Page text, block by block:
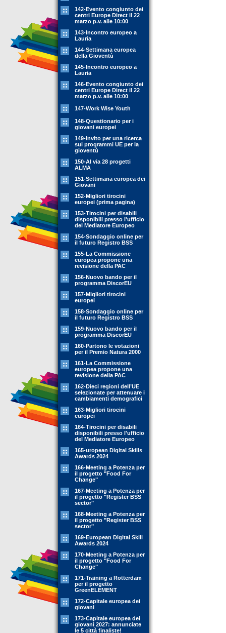
142-Evento congiunto dei
centri Europe Direct il 22
marzo p.v. alle 10:00
143-Incontro europeo a
Lauria
144-Settimana europea
della Gioventù
145-Incontro europeo a
Lauria
146-Evento congiunto dei
centri Europe Direct il 22
marzo p.v. alle 10:00
147-Work Wise Youth
148-Questionario per i
giovani europei
149-Invito per una ricerca
sui programmi UE per la
gioventù
150-Al via 28 progetti
ALMA
151-Settimana europea dei
Giovani
152-Migliori tirocini
europei (prima pagina)
153-Tirocini per disabili
disponibili presso l'ufficio
del Mediatore Europeo
154-Sondaggio online per
il futuro Registro BSS
155-La Commissione
europea propone una
revisione della PAC
156-Nuovo bando per il
programma DiscorEU
157-Migliori tirocini
europei
158-Sondaggio online per
il futuro Registro BSS
159-Nuovo bando per il
programma DiscorEU
160-Partono le votazioni
per il Premio Natura 2000
161-La Commissione
europea propone una
revisione della PAC
162-Dieci regioni dell’UE
selezionate per attenuare i
cambiamenti demografici
163-Migliori tirocini
europei
164-Tirocini per disabili
disponibili presso l'ufficio
del Mediatore Europeo
165-uropean Digital Skills
Awards 2024
166-Meeting a Potenza per
il progetto "Food For
Change"
167-Meeting a Potenza per
il progetto "Register BSS
sector"
168-Meeting a Potenza per
il progetto "Register BSS
sector"
169-European Digital Skill
Awards 2024
170-Meeting a Potenza per
il progetto "Food For
Change"
171-Training a Rotterdam
per il progetto
GreenELEMENT
172-Capitale europea dei
giovani
173-Capitale europea dei
giovani 2027: annunciate
le 5 città finaliste!